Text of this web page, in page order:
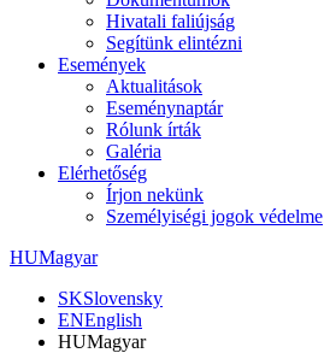
Hivatali faliújság
Segítünk elintézni
Események
Aktualitások
Eseménynaptár
Rólunk írták
Galéria
Elérhetőség
Írjon nekünk
Személyiségi jogok védelme
HUMagyar
SKSlovensky
ENEnglish
HUMagyar